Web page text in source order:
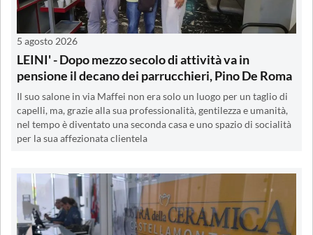
5 agosto 2026
LEINI' - Dopo mezzo secolo di attività va in
pensione il decano dei parrucchieri, Pino De Roma
Il suo salone in via Maffei non era solo un luogo per un taglio di
capelli, ma, grazie alla sua professionalità, gentilezza e umanità,
nel tempo è diventato una seconda casa e uno spazio di socialità
per la sua affezionata clientela